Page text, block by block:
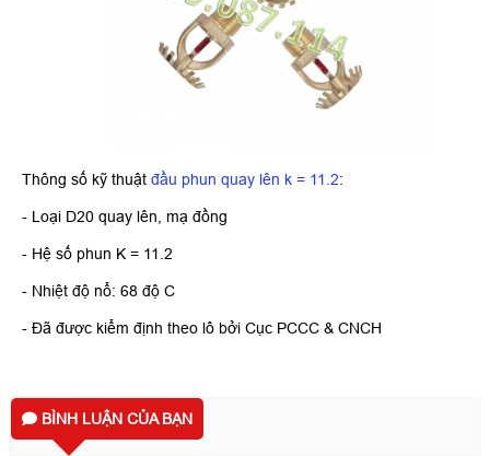
Thông số kỹ thuật đầu phun quay lên k = 11.2:
- Loại D20 quay lên, mạ đồng
- Hệ số phun K = 11.2
- Nhiệt độ nổ: 68 độ C
- Đã được kiểm định theo lô bởi Cục PCCC & CNCH
BÌNH LUẬN CỦA BẠN